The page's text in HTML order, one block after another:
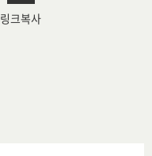
링크복사